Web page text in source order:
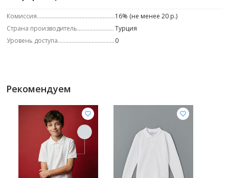
Комиссия
16% (не менее 20 р.)
Страна производитель
Турция
Уровень доступа
0
Рекомендуем